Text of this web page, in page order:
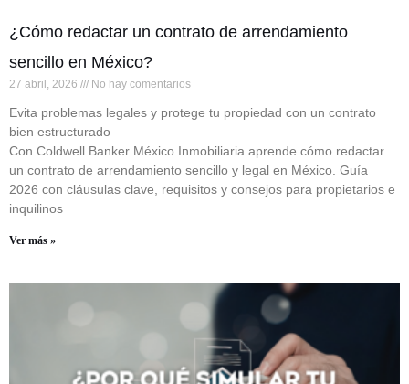
¿Cómo redactar un contrato de arrendamiento
sencillo en México?
27 abril, 2026 No hay comentarios
Evita problemas legales y protege tu propiedad con un contrato
bien estructurado
Con Coldwell Banker México Inmobiliaria aprende cómo redactar
un contrato de arrendamiento sencillo y legal en México. Guía
2026 con cláusulas clave, requisitos y consejos para propietarios e
inquilinos
Ver más »